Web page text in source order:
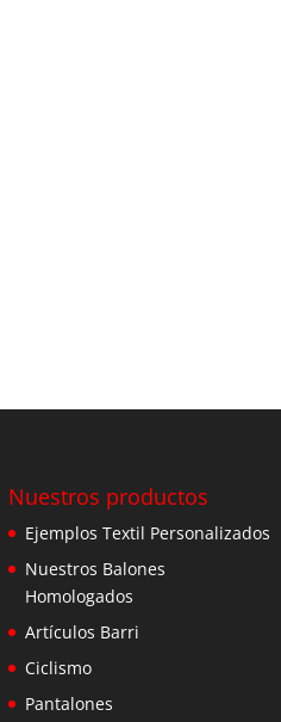
Nuestros productos
Ejemplos Textil Personalizados
Nuestros Balones
Homologados
Artículos Barri
Ciclismo
Pantalones